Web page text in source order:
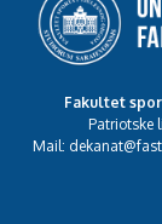
Fakultet
Patriotske
Mail: